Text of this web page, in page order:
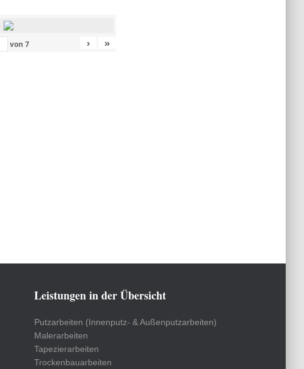
von7 › »
Leistungen in der Übersicht
Putzarbeiten (Innenputz- & Außenputzarbeiten)
Malerarbeiten
Tapezierarbeiten
Trockenbauarbeiten